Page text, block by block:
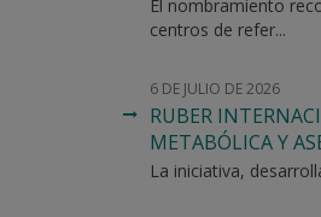
El nombramiento
centros de refer...
6 DE JULIO DE 2026
RUBER
METABÓLICA Y
La iniciativa,